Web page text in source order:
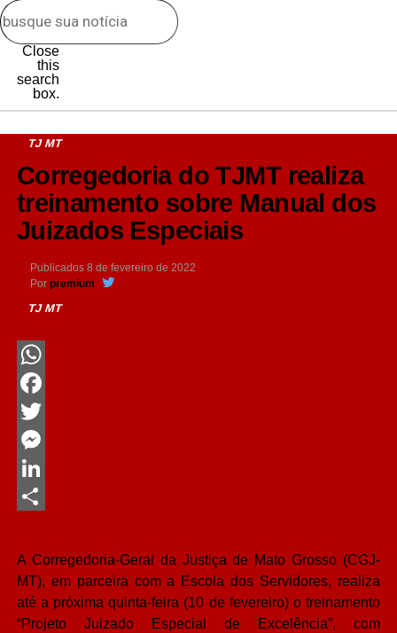
Close
this
search
box.
TJ MT
Corregedoria do TJMT realiza
treinamento sobre Manual dos
Juizados Especiais
Publicados 8 de fevereiro de 2022
Por premium
TJ MT
WhatsApp
Facebook
Twitter
Messenger
LinkedIn
A Corregedoria-Geral da Justiça de Mato Grosso (CGJ-
MT), em parceira com a Escola dos Servidores, realiza
até a próxima quinta-feira (10 de fevereiro) o treinamento
“Projeto Juizado Especial de Excelência”, com